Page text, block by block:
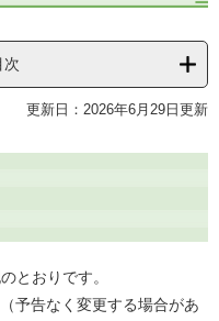
次
更新日：2026年6月29日更新
とおりです。
予告なく変更する場合があ